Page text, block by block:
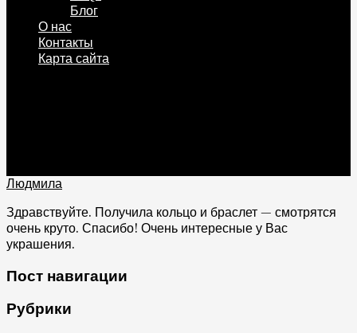
Блог
О нас
Контакты
Карта сайта
Людмила
Здравствуйте. Получила кольцо и браслет — смотрятся
очень круто. Спасибо! Очень интересные у Вас
украшения.
Пост навигации
Рубрики